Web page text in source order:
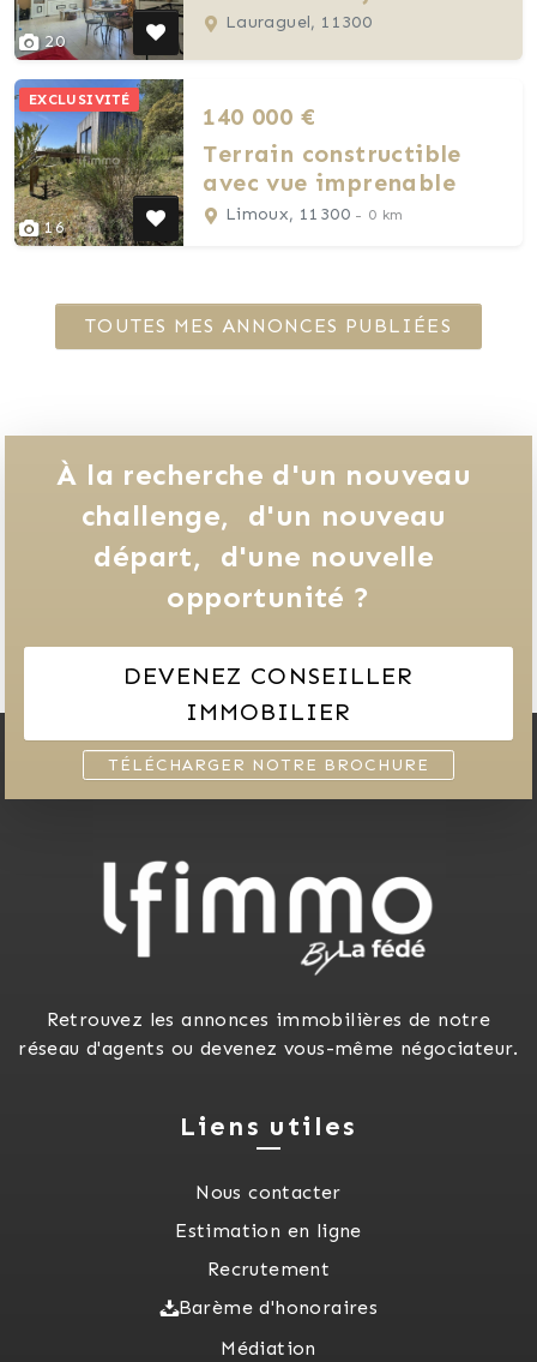
20
Lauraguel, 11300
16
EXCLUSIVITÉ
140 000 €
Terrain constructible
avec vue imprenable
Limoux, 11300 - 0 km
TOUTES MES ANNONCES PUBLIÉES
À la recherche d'un nouveau
challenge,
d'un nouveau
départ,
d'une nouvelle
opportunité ?
DEVENEZ CONSEILLER
IMMOBILIER
TÉLÉCHARGER NOTRE BROCHURE
Retrouvez les annonces immobilières de notre
réseau d'agents ou devenez vous-même négociateur.
Liens utiles
Nous contacter
Estimation en ligne
Recrutement
Barème d'honoraires
Médiation